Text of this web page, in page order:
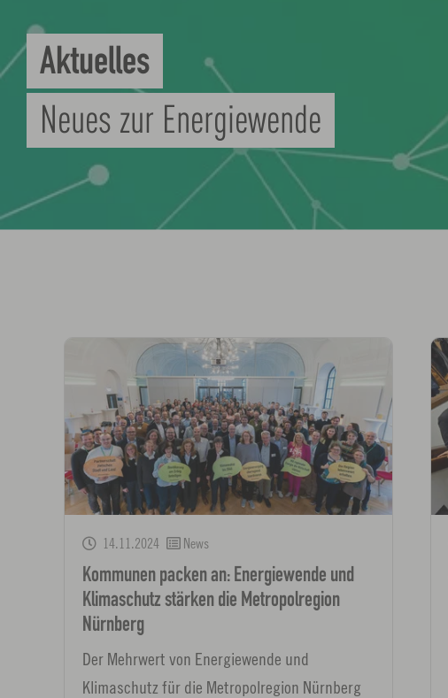
Aktuelles
Neues zur Energiewende
14.11.2024 News
Kommunen packen an: Energiewende und
Klimaschutz stärken die Metropolregion
Nürnberg
Der Mehrwert von Energiewende und
Klimaschutz für die Metropolregion Nürnberg